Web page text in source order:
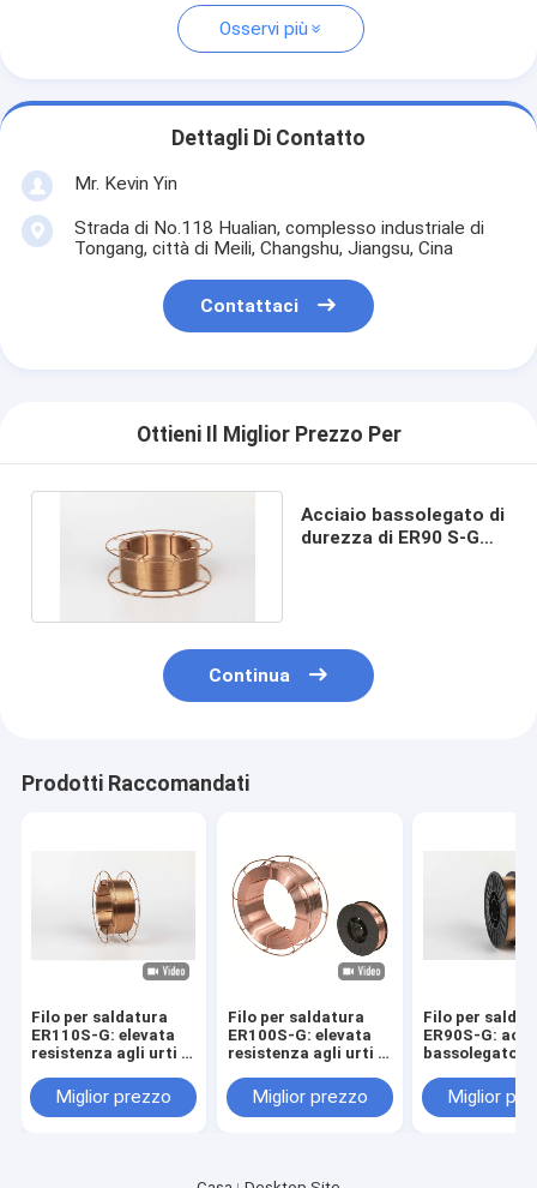
Osservi più
Dettagli Di Contatto
Mr. Kevin Yin
Strada di No.118 Hualian, complesso industriale di
Tongang, città di Meili, Changshu, Jiangsu, Cina
Contattaci
Ottieni Il Miglior Prezzo Per
Acciaio bassolegato di
durezza di ER90 S-G
Continua
Prodotti Raccomandati
Filo per saldatura
ER110S-G: elevata
resistenza agli urti a
per tubazioni
Miglior prezzo
Filo per saldatura
ER100S-G: elevata
resistenza agli urti a
per tubazioni
Miglior prezzo
Filo per
ER90S-G:
bassolegato
per saldature
tutte le
Miglior